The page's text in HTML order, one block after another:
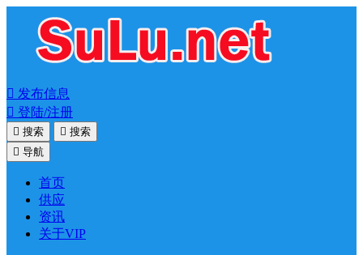
 发布信息
 登陆/注册
 搜索  搜索
 导航
首页
供应
资讯
关于VIP